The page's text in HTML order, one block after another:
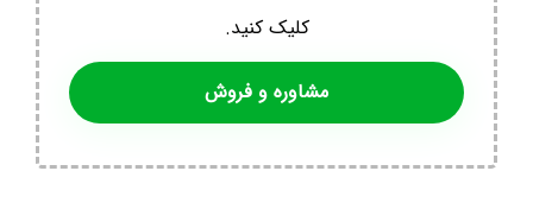
کلیک کنید.
مشاوره و فروش